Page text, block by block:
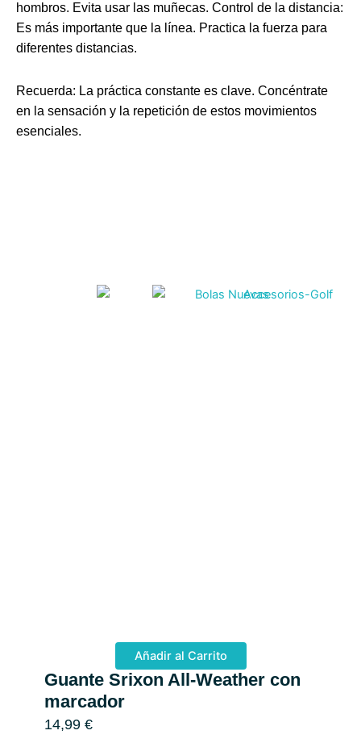
hombros. Evita usar las muñecas. Control de la distancia:
Es más importante que la línea. Practica la fuerza para
diferentes distancias.
Recuerda: La práctica constante es clave. Concéntrate
en la sensación y la repetición de estos movimientos
esenciales.
Añadir al Carrito
Guante Srixon All-Weather con
marcador
14,99 €